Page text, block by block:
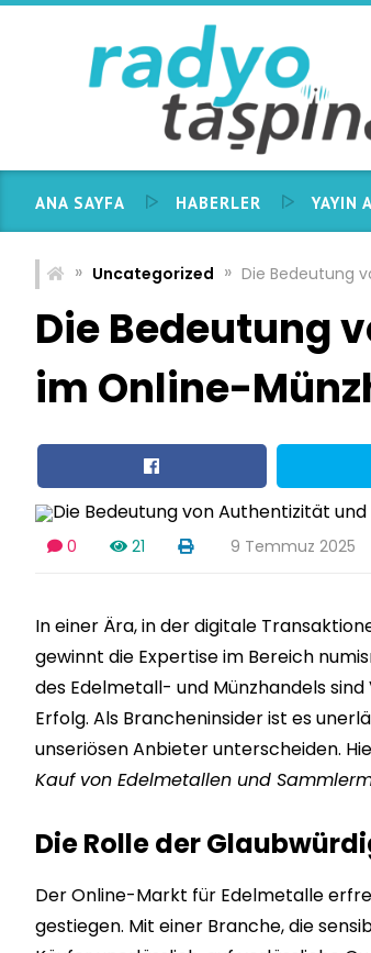
Skip
ANA SAYFA HABERLER YAYIN
» Uncategorized » Die Bedeutung
Die Bedeutung
im Online-
0 21 9 Temmuz 2025
In einer Ära, in der digitale
gewinnt die Expertise im Bereich
des Edelmetall- und Münzhandels
Erfolg. Als Brancheninsider ist es
unseriösen Anbieter unterscheiden.
Kauf von Edelmetallen und
Die Rolle der
Der Online-Markt für Edelmetalle
gestiegen. Mit einer Branche, die